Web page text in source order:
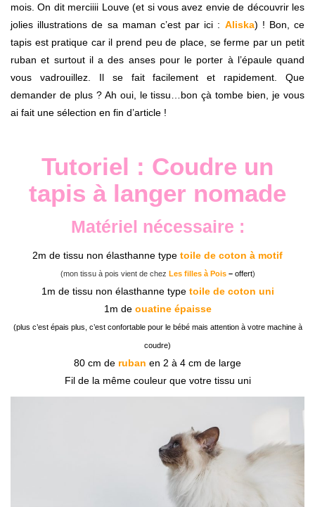
mois. On dit merciiii Louve (et si vous avez envie de découvrir les
jolies illustrations de sa maman c’est par ici : Aliska) ! Bon, ce
tapis est pratique car il prend peu de place, se ferme par un petit
ruban et surtout il a des anses pour le porter à l’épaule quand
vous vadrouillez. Il se fait facilement et rapidement. Que
demander de plus ? Ah oui, le tissu…bon çà tombe bien, je vous
ai fait une sélection en fin d’article !
Tutoriel : Coudre un
tapis à langer nomade
Matériel nécessaire :
2m de tissu non élasthanne type toile de coton à motif
(mon tissu à pois vient de chez Les filles à Pois– offert)
1m de tissu non élasthanne typetoile de coton uni
1m deouatine épaisse
(plus c’est épais plus, c’est confortable pour le bébé mais attention à votre machine à
coudre)
80 cm de ruban en 2 à 4 cm de large
Fil de la même couleur que votre tissu uni